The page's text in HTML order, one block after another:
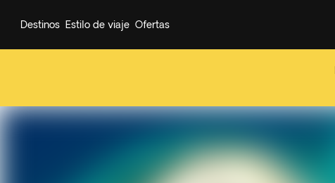
Destinos Estilo de viaje Ofertas